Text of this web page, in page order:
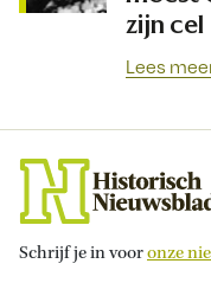
zijn cel
Lees
Schrijf je in vooronze